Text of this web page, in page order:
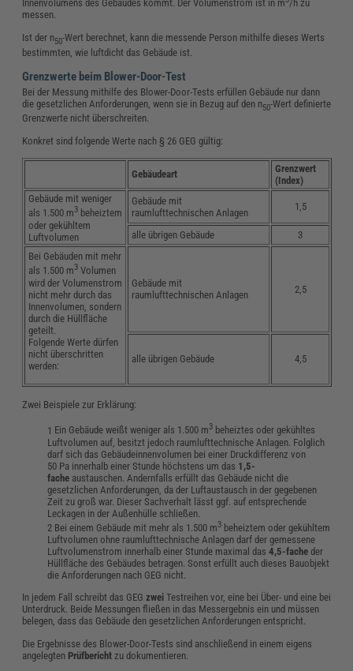
Innenvolumens des Gebäudes kommt. Der Volumenstrom ist in m /h zu
messen.
Ist der n50-Wert berechnet, kann die messende Person mithilfe dieses Werts
bestimmten, wie luftdicht das Gebäude ist.
Grenzwerte beim Blower-Door-Test
Bei der Messung mithilfe des Blower-Door-Tests erfüllen Gebäude nur dann
die gesetzlichen Anforderungen, wenn sie in Bezug auf den n50-Wert definierte
Grenzwerte nicht überschreiten.
Konkret sind folgende Werte nach § 26 GEG gültig:
Gebäudeart
Grenzwert
(Index)
Gebäude mit weniger
als 1.500 m3 beheiztem
oder gekühltem
Luftvolumen
Gebäude mit
raumlufttechnischen Anlagen
1,5
alle übrigen Gebäude
3
Bei Gebäuden mit mehr
als 1.500 m3 Volumen
wird der Volumenstrom
nicht mehr durch das
Innenvolumen, sondern
durch die Hüllfläche
geteilt.
Folgende Werte dürfen
nicht überschritten
werden:
Gebäude mit
raumlufttechnischen Anlagen
2,5
alle übrigen Gebäude 4,5
Zwei Beispiele zur Erklärung:
Ein Gebäude weißt weniger als 1.500 m3 beheiztes oder gekühltes
Luftvolumen auf, besitzt jedoch raumlufttechnische Anlagen. Folglich
darf sich das Gebäudeinnenvolumen bei einer Druckdifferenz von
50 Pa innerhalb einer Stunde höchstens um das 1,5-
fache austauschen. Andernfalls erfüllt das Gebäude nicht die
gesetzlichen Anforderungen, da der Luftaustausch in der gegebenen
Zeit zu groß war. Dieser Sachverhalt lässt ggf. auf entsprechende
Leckagen in der Außenhülle schließen.
Bei einem Gebäude mit mehr als 1.500 m3 beheiztem oder gekühltem
Luftvolumen ohne raumlufttechnische Anlagen darf der gemessene
Luftvolumenstrom innerhalb einer Stunde maximal das4,5-fache der
Hüllfläche des Gebäudes betragen. Sonst erfüllt auch dieses Bauobjekt
die Anforderungen nach GEG nicht.
In jedem Fall schreibt das GEGzwei Testreihen vor, eine bei Über- und eine bei
Unterdruck. Beide Messungen fließen in das Messergebnis ein und müssen
belegen, dass das Gebäudeden gesetzlichen Anforderungen entspricht.
Die Ergebnisse des Blower-Door-Tests sind anschließend in einem eigens
angelegten Prüfbericht zu dokumentieren.